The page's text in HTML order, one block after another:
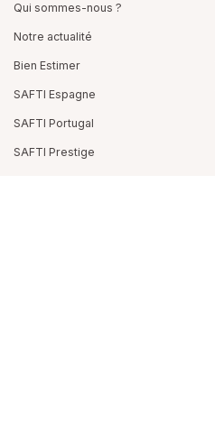
Qui sommes-nous ?
Notre actualité
Bien Estimer
SAFTI Espagne
SAFTI Portugal
SAFTI Prestige